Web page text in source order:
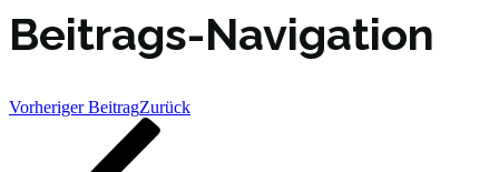
Beitrags-Navigation
Vorheriger BeitragZurück